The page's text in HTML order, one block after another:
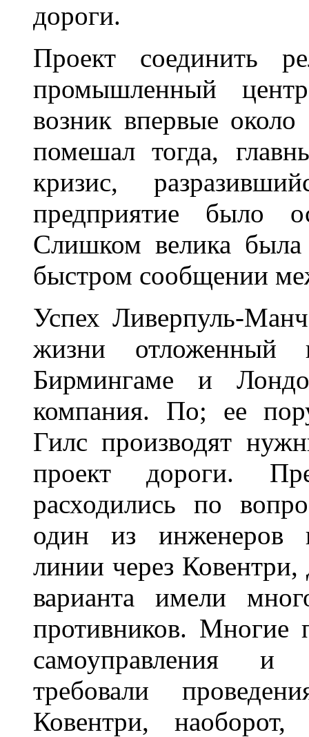
дороги.
Проект соединить
промышленный
возник впервые
помешал тогда,
кризис,
предприятие было
Слишком велика
быстром сообщении
Успех Ливерпуль-
жизни
Бирмингаме и
компания. По; ее
Гилс производят
проект дороги.
расходились по
один из инженеров
линии через
варианта имели
противников. Многие
самоуправления и
требовали
Ковентри, наоборот,